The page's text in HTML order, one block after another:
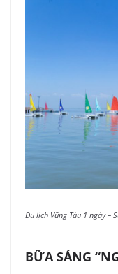
Du lịch Vũng Tàu 1 ngày –
BỮA SÁNG